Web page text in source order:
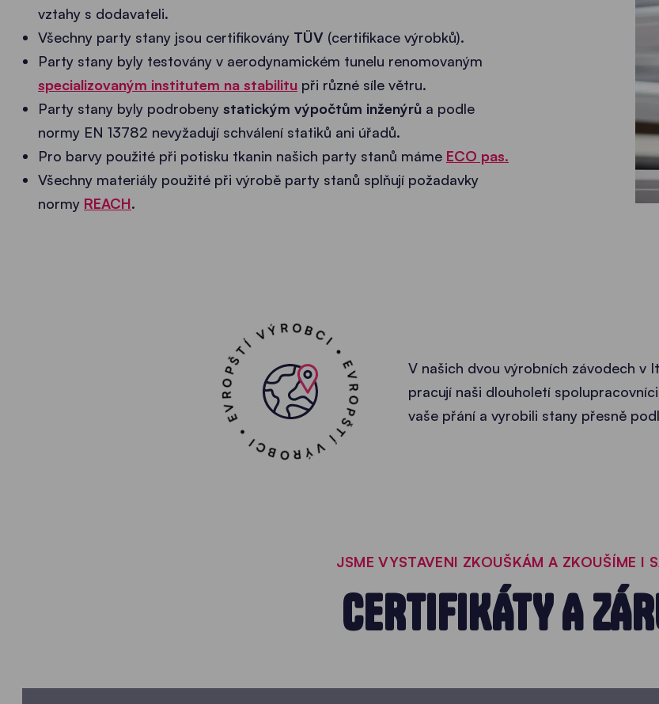
vztahy s dodavateli.
Všechny party stany jsou certifikovány TÜV (certifikace výrobků).
Party stany byly testovány v aerodynamickém tunelu renomovaným
specializovaným institutem na stabilitu při různé síle větru.
Party stany byly podrobenystatickým výpočtům inženýrů a podle
normy EN 13782 nevyžadují schválení statiků ani úřadů.
Pro barvy použité při potisku tkanin našich party stanů máme ECO pas.
Všechny materiály použité při výrobě party stanů splňují požadavky
normy REACH.
EVROPŠTÍ VÝROBCI • EVROPŠTÍ VÝROBCI •
V našich dvou výrobních závodech v
pracují naši dlouholetí
vaše přání a vyrobili stany přesně
JSME VYSTAVENI ZKOUŠKÁM A ZKOUŠÍME I
CERTIFIKÁTY A